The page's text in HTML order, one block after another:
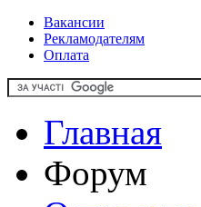
Вакансии
Рекламодателям
Оплата
Главная
Форум